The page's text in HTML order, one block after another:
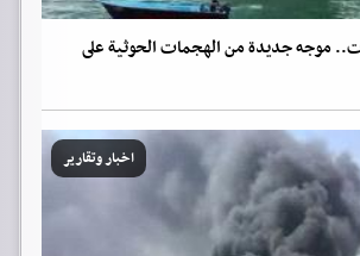
موجه جديدة من الهجمات الحوثية على
اخبار وتقارير